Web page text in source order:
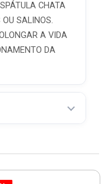
CHATA
SALINOS.
A VIDA
DA